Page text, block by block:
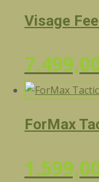
Visage
ForMax